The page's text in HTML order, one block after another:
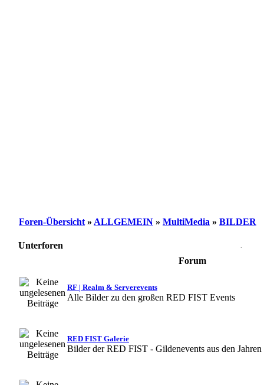
Foren-Übersicht » ALLGEMEIN » MultiMedia » BILDER
Unterforen
Forum
RF | Realm & Serverevents
Alle Bilder zu den großen RED FIST Events
RED FIST Galerie
Bilder der RED FIST - Gildenevents aus den Jahren